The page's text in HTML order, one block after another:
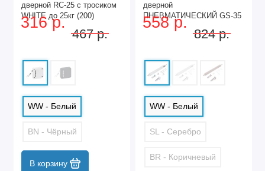
дверной RC-25 с тросиком
WHITE до 25кг (200)
316 р.
467 р.
WW - Белый
BN - Чёрный
В корзину
дверной
ПНЕВМАТИЧЕСКИЙ GS-35
HO WHITE до 35 кг белый
558 р.
824 р.
WW - Белый
SL - Серебро
BR - Коричневый